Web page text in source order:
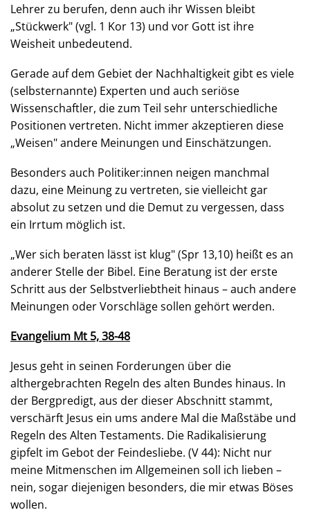
Lehrer zu berufen, denn auch ihr Wissen bleibt
„Stückwerk" (vgl. 1 Kor 13) und vor Gott ist ihre
Weisheit unbedeutend.
Gerade auf dem Gebiet der Nachhaltigkeit gibt es viele
(selbsternannte) Experten und auch seriöse
Wissenschaftler, die zum Teil sehr unterschiedliche
Positionen vertreten. Nicht immer akzeptieren diese
„Weisen" andere Meinungen und Einschätzungen.
Besonders auch Politiker:innen neigen manchmal
dazu, eine Meinung zu vertreten, sie vielleicht gar
absolut zu setzen und die Demut zu vergessen, dass
ein Irrtum möglich ist.
„Wer sich beraten lässt ist klug" (Spr 13,10) heißt es an
anderer Stelle der Bibel. Eine Beratung ist der erste
Schritt aus der Selbstverliebtheit hinaus – auch andere
Meinungen oder Vorschläge sollen gehört werden.
Evangelium Mt 5, 38-48
Jesus geht in seinen Forderungen über die
althergebrachten Regeln des alten Bundes hinaus. In
der Bergpredigt, aus der dieser Abschnitt stammt,
verschärft Jesus ein ums andere Mal die Maßstäbe und
Regeln des Alten Testaments. Die Radikalisierung
gipfelt im Gebot der Feindesliebe. (V 44): Nicht nur
meine Mitmenschen im Allgemeinen soll ich lieben –
nein, sogar diejenigen besonders, die mir etwas Böses
wollen.